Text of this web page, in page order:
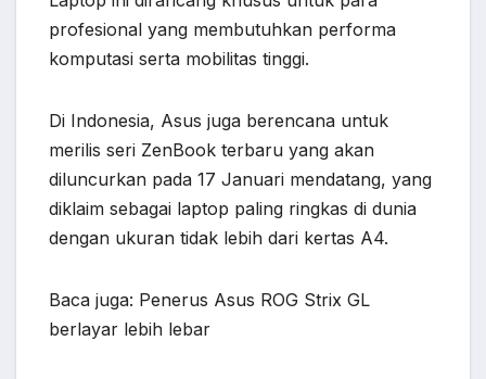
profesional yang membutuhkan performa
komputasi serta mobilitas tinggi.
Di Indonesia, Asus juga berencana untuk
merilis seri ZenBook terbaru yang akan
diluncurkan pada 17 Januari mendatang, yang
diklaim sebagai laptop paling ringkas di dunia
dengan ukuran tidak lebih dari kertas A4.
Baca juga: Penerus Asus ROG Strix GL
berlayar lebih lebar